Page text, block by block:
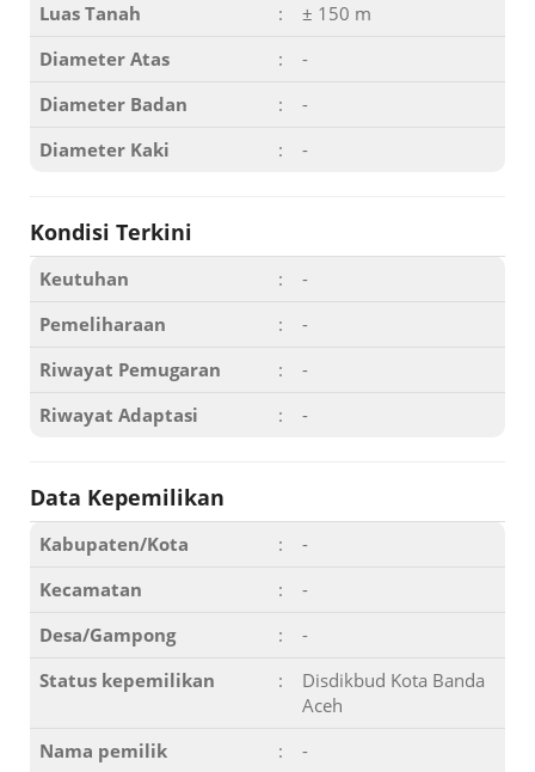
Luas Tanah
:
± 150 m
Diameter Atas
:
-
Diameter Badan
:
-
Diameter Kaki
: -
Kondisi Terkini
Keutuhan :
-
Pemeliharaan
:
-
Riwayat Pemugaran
:
-
Riwayat Adaptasi
: -
Data Kepemilikan
Kabupaten/Kota :
-
Kecamatan
:
-
Desa/Gampong
:
-
Status kepemilikan
:
Disdikbud Kota Banda
Aceh
Nama pemilik
: -